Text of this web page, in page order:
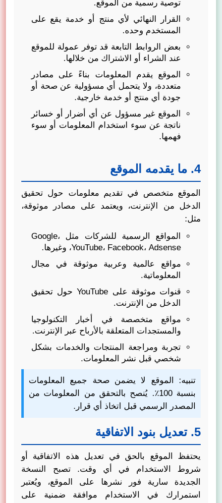
توصية رسمية من الموقع.
القرار النهائي لأي منتج أو خدمة يقع على
المستخدم وحده.
بعض الروابط التابعة قد توفر عمولة للموقع
عند الشراء أو الاشتراك من خلالها.
الموقع يقدم المعلومات بناءً على مصادر
متعددة، ولا يتحمل أي مسؤولية عن صحة أو
جودة أي منتج أو خدمة خارجية.
الموقع غير مسؤول عن أي أضرار أو خسائر
ناتجة عن سوء استخدام المعلومات أو سوء
فهمها.
4. ما يقدمه الموقع
الموقع متخصص في تقديم معلومات حول تحقيق
الدخل من الإنترنت، ويعتمد على مصادر موثوقة،
مثل:
المواقع الرسمية للشركات مثل Google،
YouTube، Facebook، Adsense، وغيرها.
مواقع عالمية وعربية موثوقة في مجال
المعلوماتية.
قنوات موثوقة على YouTube حول تحقيق
الدخل من الإنترنت.
مواقع متخصصة في أخبار التكنولوجيا
والمستجدات المتعلقة بالأرباح عبر الإنترنت.
تجربة ومراجعة المنتجات والخدمات بشكل
شخصي قبل نشر المعلومات.
تنبيه: الموقع لا يضمن صحة جميع المعلومات
بنسبة 100٪. يُنصح بالتحقق من المعلومات من
المصدر الرسمي قبل اتخاذ أي قرار.
5. تعديل بنود الاتفاقية
يحتفظ الموقع بالحق في تعديل هذه الاتفاقية أو
شروط الاستخدام في أي وقت. تصبح النسخة
الجديدة سارية فور نشرها على الموقع، ويُعتبر
استمرارك في الاستخدام موافقة ضمنية على